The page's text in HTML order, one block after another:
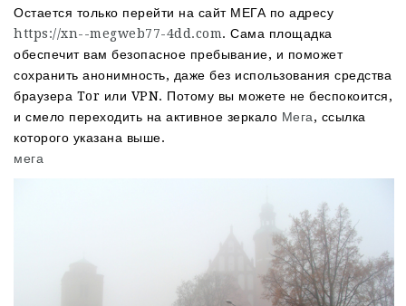
Остается только перейти на сайт МЕГА по адресу
https://xn--megweb77-4dd.com. Сама площадка
обеспечит вам безопасное пребывание, и поможет
сохранить анонимность, даже без использования средства
браузера Tor или VPN. Потому вы можете не беспокоится,
и смело переходить на активное зеркало Мега, ссылка
которого указана выше.
мега